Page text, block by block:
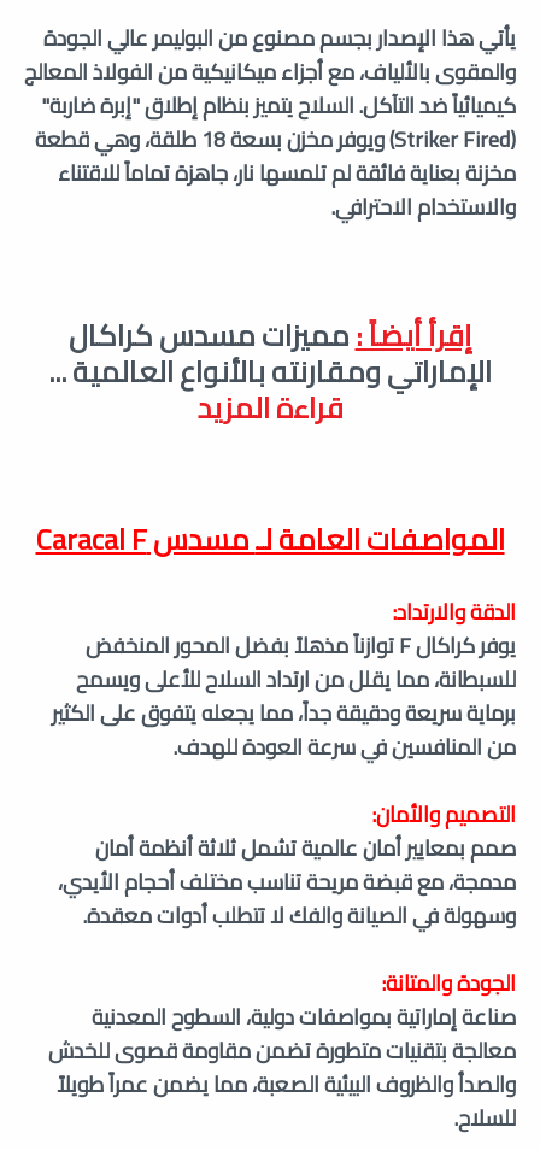
يأتي هذا الإصدار بجسم مصنوع من البوليمر عالي الجودة
والمقوى بالألياف، مع أجزاء ميكانيكية من الفولاذ المعالج
كيميائياً ضد التآكل. السلاح يتميز بنظام إطلاق "إبرة ضاربة"
(Striker Fired) ويوفر مخزن بسعة 18 طلقة، وهي قطعة
مخزنة بعناية فائقة لم تلمسها نار، جاهزة تماماً للاقتناء
والاستخدام الاحترافي.
إقرأ أيضاً :مميزات مسدس كراكال
الإماراتي ومقارنته بالأنواع العالمية...
قراءة المزيد
المواصفات العامة لـمسدس Caracal F
الدقة والارتداد:
يوفر كراكال F توازناً مذهلاً بفضل المحور المنخفض
للسبطانة، مما يقلل من ارتداد السلاح للأعلى ويسمح
برماية سريعة ودقيقة جداً، مما يجعله يتفوق على الكثير
من المنافسين في سرعة العودة للهدف.
التصميم والأمان:
صمم بمعايير أمان عالمية تشمل ثلاثة أنظمة أمان
مدمجة، مع قبضة مريحة تناسب مختلف أحجام الأيدي،
وسهولة في الصيانة والفك لا تتطلب أدوات معقدة.
الجودة والمتانة:
صناعة إماراتية بمواصفات دولية، السطوح المعدنية
معالجة بتقنيات متطورة تضمن مقاومة قصوى للخدش
والصدأ والظروف البيئية الصعبة، مما يضمن عمراً طويلاً
للسلاح.